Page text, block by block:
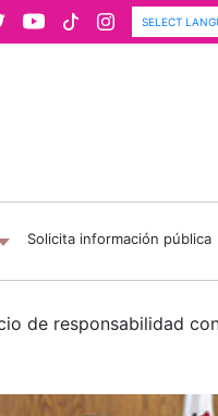
SELECT
Solicita información pública
de responsabilidad